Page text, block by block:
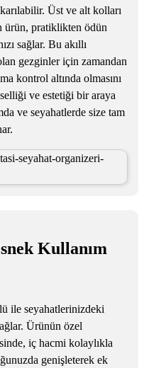
Üst ve alt kolları
ürün, pratiklikten ödün
sağlar. Bu akıllı
gezginler için zamandan
kontrol altında olmasını
ve estetiği bir araya
ve seyahatlerde size tam
Kullanım
ile seyahatlerinizdeki
Ürünün özel
iç hacmi kolaylıkla
genişleterek ek